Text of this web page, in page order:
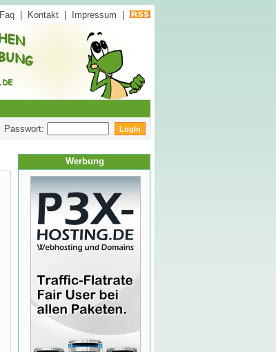
Faq Kontakt Impressum
Passwort:
Werbung